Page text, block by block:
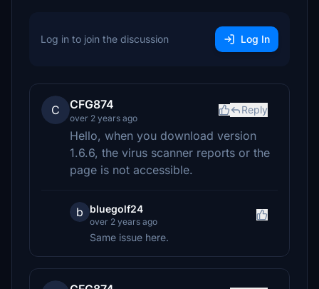
Log in to join the discussion Log In
C CFG874
over 2 years ago
Reply
Hello, when you download version
1.6.6, the virus scanner reports or the
page is not accessible.
b bluegolf24
over 2 years ago
Same issue here.